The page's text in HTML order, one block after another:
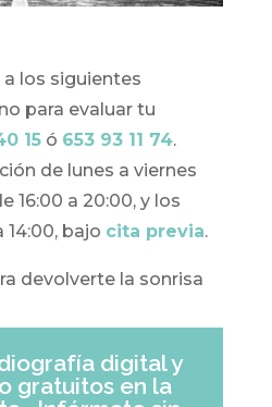
los siguientes
para evaluar tu
15ó 653 93 11 74.
de lunes a viernes
16:00 a 20:00, y los
14:00, bajo cita previa.
devolverte la sonrisa
digital y
gratuitos en la